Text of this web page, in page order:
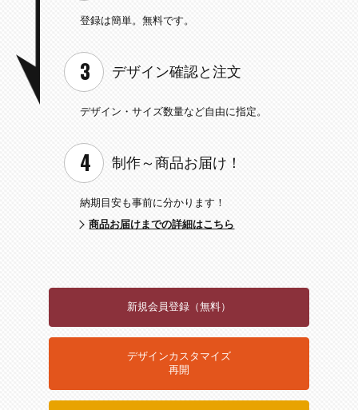
登録は簡単。無料です。
デザイン確認と注文
デザイン・サイズ数量など自由に指定。
制作～商品お届け！
納期目安も事前に分かります！
商品お届けまでの詳細はこちら
新規会員登録（無料）
デザインカスタマイズ
再開